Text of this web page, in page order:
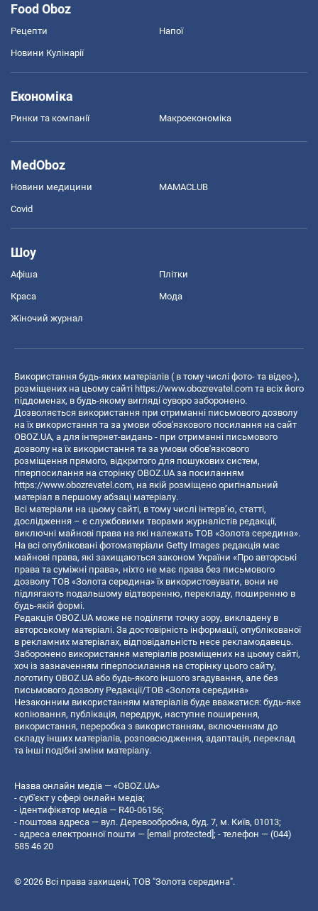
Food Oboz
Рецепти Напої
Новини Кулінарії
Економіка
Ринки та компанії Макроекономіка
MedOboz
Новини медицини MAMACLUB
Covid
Шоу
Афіша Плітки
Краса Мода
Жіночий журнал
Використання будь-яких матеріалів ( в тому числі фото- та відео-),
розміщених на цьому сайті https://www.obozrevatel.com та всіх його
піддоменах, в будь-якому вигляді суворо заборонено.
Дозволяється використання при отриманні письмового дозволу
на їх використання та за умови обов'язкового посилання на сайт
OBOZ.UA, а для інтернет-видань - при отриманні письмового
дозволу на їх використання та за умови обов'язкового
розміщення прямого, відкритого для пошукових систем,
гіперпосилання на сторінку OBOZ.UA за посиланням
https://www.obozrevatel.com, на якій розміщено оригінальний
матеріал в першому абзаці матеріалу.
Всі матеріали на цьому сайті, в тому числі інтерв’ю, статті,
дослідження – є службовими творами журналістів редакції,
виключні майнові права на які належать ТОВ «Золота середина».
На всі опубліковані фотоматеріали Getty Images редакція має
майнові права, які захищаються законом України «Про авторські
права та суміжні права», ніхто не має права без письмового
дозволу ТОВ «Золота середина» їх використовувати, вони не
підлягають подальшому відтворенню, перекладу, поширенню в
будь-якій формі.
Редакція OBOZ.UA може не поділяти точку зору, викладену в
авторському матеріалі. За достовірність інформації, опублікованої
в рекламних матеріалах, відповідальність несе рекламодавець.
Заборонено використання матеріалів розміщених на цьому сайті,
хоч із зазначенням гіперпосилання на сторінку цього сайту,
логотипу OBOZ.UA або будь-якого іншого згадування, але без
письмового дозволу Редакції/ТОВ «Золота середина»
Незаконним використанням матеріалів буде вважатися: будь-яке
копiювання, публiкацiя, передрук, наступне поширення,
використання, переробка з використанням, включенням до
складу інших матеріалів, розповсюдження, адаптація, переклад
та інші подібні зміни матеріалу.
Назва онлайн медіа — «OBOZ.UA»
- суб'єкт у сфері онлайн медіа;
- ідентифікатор медіа — R40-06156;
- поштова адреса — вул. Деревообробна, буд. 7, м. Київ, 01013;
- адреса електронної пошти — [email protected]; - телефон — (044)
585 46 20
© 2026 Всі права захищені, ТОВ "Золота середина".